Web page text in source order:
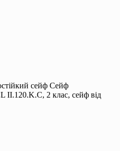
сейф Сейф
II.120.K.C, 2 клас, сейф від